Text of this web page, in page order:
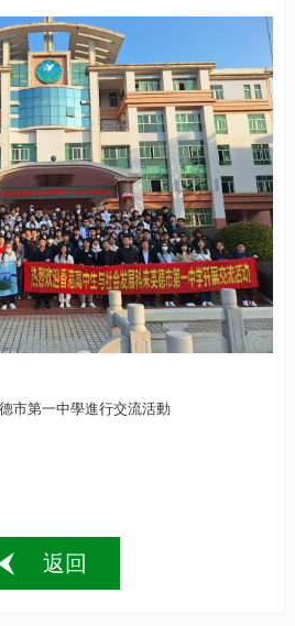
市第一中學進行交流活動
返回